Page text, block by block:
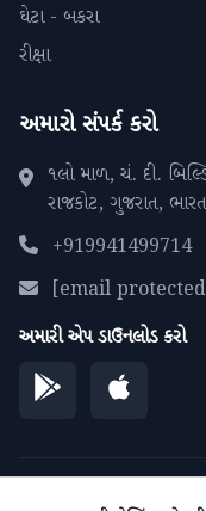
ઘેટા - બકરા
રીક્ષા
અમારો સંપર્ક કરો
૧લો માળ, ચં. દી.
રાજકોટ, ગુજરાત,
+919941499714
[email
અમારી એપ ડાઉનલોડ કરો
© 2026